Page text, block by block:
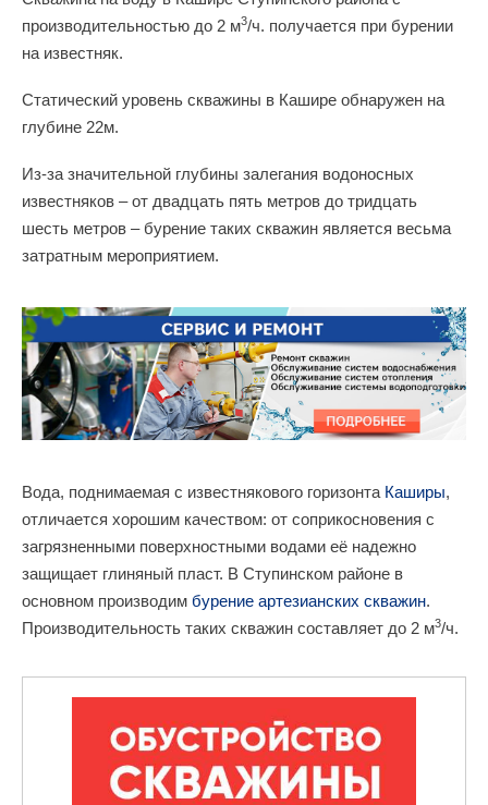
производительностью до 2 м3/ч. получается при бурении
на известняк.
Статический уровень скважины в Кашире обнаружен на
глубине 22м.
Из-за значительной глубины залегания водоносных
известняков – от двадцать пять метров до тридцать
шесть метров – бурение таких скважин является весьма
затратным мероприятием.
Вода, поднимаемая с известнякового горизонта Каширы,
отличается хорошим качеством: от соприкосновения с
загрязненными поверхностными водами её надежно
защищает глиняный пласт. В Ступинском районе в
основном производим бурение артезианских скважин.
Производительность таких скважин составляет до 2 м3/ч.